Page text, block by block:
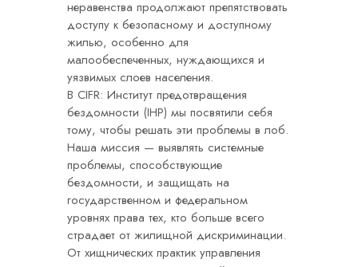
неравенства продолжают препятствовать
доступу к безопасному и доступному
жилью, особенно для
малообеспеченных, нуждающихся и
уязвимых слоев населения.
В CIFR: Институт предотвращения
бездомности (IHP) мы посвятили себя
тому, чтобы решать эти проблемы в лоб.
Наша миссия — выявлять системные
проблемы, способствующие
бездомности, и защищать на
государственном и федеральном
уровнях права тех, кто больше всего
страдает от жилищной дискриминации.
От хищнических практик управления